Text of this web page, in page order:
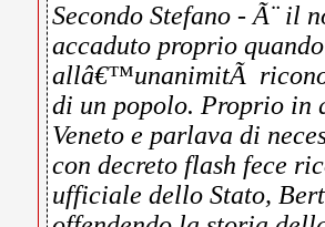
Secondo Stefano - Ã¨ il
accaduto proprio
allâ€™unanimitÃ
di un popolo. Proprio in
Veneto e parlava di
con decreto flash fece
ufficiale dello Stato,